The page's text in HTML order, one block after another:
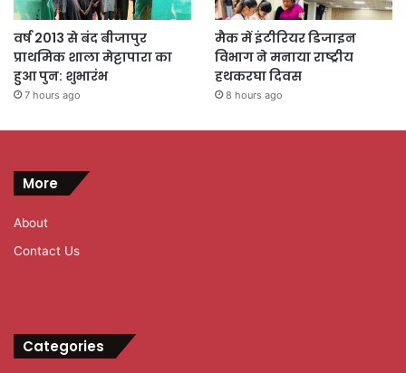
वर्ष 2013 से बंद बीजापुर
प्राथमिक शाला मेट्टापारा का
हुआ पुन: शुभारंभ
7 hours ago
मैक में इंटीरियर डिजाइन
विभाग ने मनाया राष्ट्रीय
हथकरघा दिवस
8 hours ago
More
About
Contact Us
Categories